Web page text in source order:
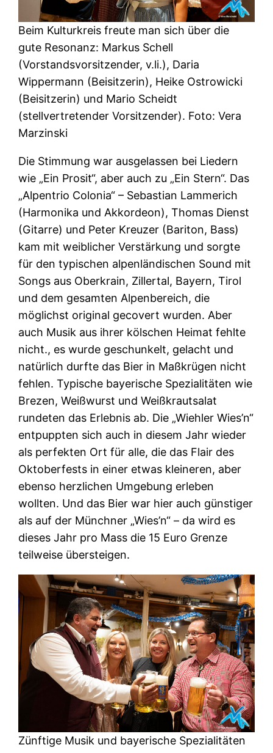
Beim Kulturkreis freute man sich über die
gute Resonanz: Markus Schell
(Vorstandsvorsitzender, v.li.), Daria
Wippermann (Beisitzerin), Heike Ostrowicki
(Beisitzerin) und Mario Scheidt
(stellvertretender Vorsitzender). Foto: Vera
Marzinski
Die Stimmung war ausgelassen bei Liedern
wie „Ein Prosit“, aber auch zu „Ein Stern“. Das
„Alpentrio Colonia“ – Sebastian Lammerich
(Harmonika und Akkordeon), Thomas Dienst
(Gitarre) und Peter Kreuzer (Bariton, Bass)
kam mit weiblicher Verstärkung und sorgte
für den typischen alpenländischen Sound mit
Songs aus Oberkrain, Zillertal, Bayern, Tirol
und dem gesamten Alpenbereich, die
möglichst original gecovert wurden. Aber
auch Musik aus ihrer kölschen Heimat fehlte
nicht., es wurde geschunkelt, gelacht und
natürlich durfte das Bier in Maßkrügen nicht
fehlen. Typische bayerische Spezialitäten wie
Brezen, Weißwurst und Weißkrautsalat
rundeten das Erlebnis ab. Die „Wiehler Wies’n“
entpuppten sich auch in diesem Jahr wieder
als perfekten Ort für alle, die das Flair des
Oktoberfests in einer etwas kleineren, aber
ebenso herzlichen Umgebung erleben
wollten. Und das Bier war hier auch günstiger
als auf der Münchner „Wies’n“ – da wird es
dieses Jahr pro Mass die 15 Euro Grenze
teilweise übersteigen.
Zünftige Musik und bayerische Spezialitäten